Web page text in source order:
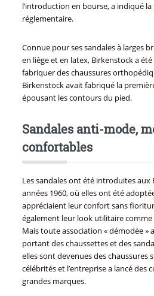
l’introduction en bourse, a indiqué
réglementaire.
Connue pour ses sandales à larges
en liège et en latex, Birkenstock a
fabriquer des chaussures
Birkenstock avait fabriqué la
épousant les contours du pied.
Sandales anti-mode,
confortables
Les sandales ont été introduites aux
années 1960, où elles ont été
appréciaient leur confort sans
également leur look utilitaire
Mais toute association « démodée »
portant des chaussettes et des
elles sont devenues des chaussures
célébrités et l’entreprise a lancé des
grandes marques.